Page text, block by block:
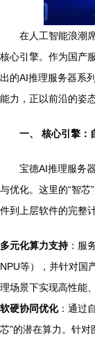
在人工智能浪潮
核心引擎。作为国产
出的AI推理服务器系
能力，正以前沿的姿
一、 核心引擎：
宝德AI推理服务
与优化。这里的“智
件到上层软件的完整
多元化算力支持：服
NPU等），并针对国
理场景下实现高性能
软硬协同优化：通过
芯”的潜在算力。针